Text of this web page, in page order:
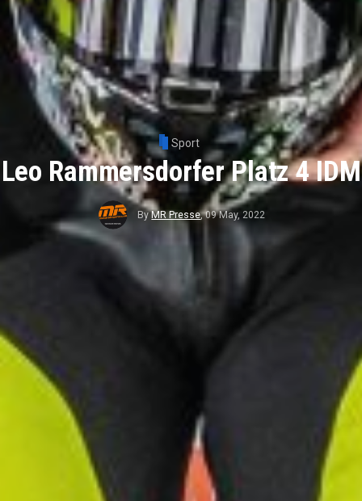
Sport
Leo Rammersdorfer Platz 4 IDM
ByMR Presse,09 May, 2022